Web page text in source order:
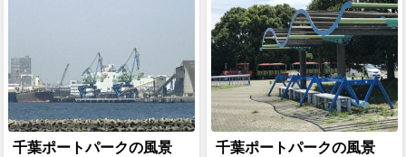
千葉ポートパークの風景 千葉ポートパークの風景